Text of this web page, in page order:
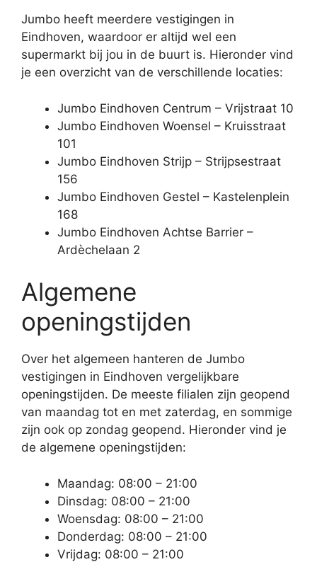
Jumbo heeft meerdere vestigingen in
Eindhoven, waardoor er altijd wel een
supermarkt bij jou in de buurt is. Hieronder vind
je een overzicht van de verschillende locaties:
Jumbo Eindhoven Centrum – Vrijstraat 10
Jumbo Eindhoven Woensel – Kruisstraat
101
Jumbo Eindhoven Strijp – Strijpsestraat
156
Jumbo Eindhoven Gestel – Kastelenplein
168
Jumbo Eindhoven Achtse Barrier –
Ardèchelaan 2
Algemene
openingstijden
Over het algemeen hanteren de Jumbo
vestigingen in Eindhoven vergelijkbare
openingstijden. De meeste filialen zijn geopend
van maandag tot en met zaterdag, en sommige
zijn ook op zondag geopend. Hieronder vind je
de algemene openingstijden:
Maandag: 08:00 – 21:00
Dinsdag: 08:00 – 21:00
Woensdag: 08:00 – 21:00
Donderdag: 08:00 – 21:00
Vrijdag: 08:00 – 21:00